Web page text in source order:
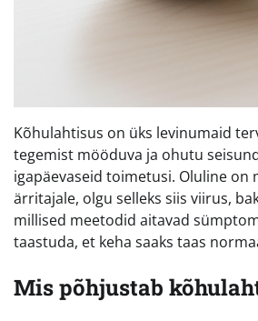
Kõhulahtisus on üks levinumaid
tegemist mööduva ja ohutu
igapäevaseid toimetusi. Oluline on
ärritajale, olgu selleks siis viirus,
millised meetodid aitavad
taastuda, et keha saaks taas
Mis põhjustab